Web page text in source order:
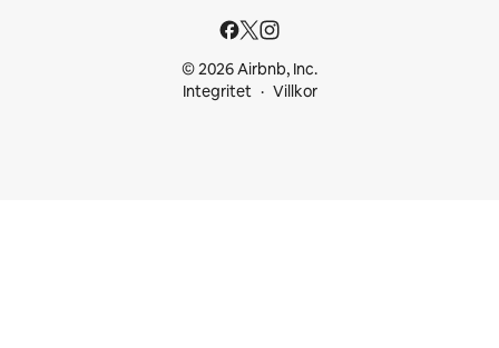
© 2026 Airbnb, Inc.
Integritet
Villkor